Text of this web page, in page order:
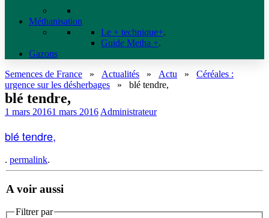
Méthanisation
Le + technique+.
Guide Metha +.
Gazons
Semences de France » Actualités » Actu » Céréales :
urgence sur les désherbages » blé tendre,
blé tendre,
1 mars 20161 mars 2016 Administrateur
blé tendre,
. permalink.
A voir aussi
Filtrer par